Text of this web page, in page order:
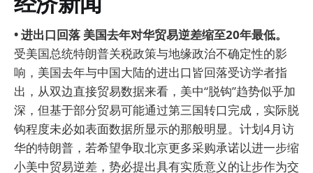
• 进出口回落 美国去年对华贸易逆差缩至20年最低。
受美国总统特朗普关税政策与地缘政治不确定性的影
响，美国去年与中国大陆的进出口皆回落受访学者指
出，从双边直接贸易数据来看，美中“脱钩”趋势似乎加
深，但基于部分贸易可能通过第三国转口完成，实际脱
钩程度未必如表面数据所显示的那般明显。计划4月访
华的特朗普，若希望争取北京更多采购承诺以进一步缩
小美中贸易逆差，势必提出具有实质意义的让步作为交